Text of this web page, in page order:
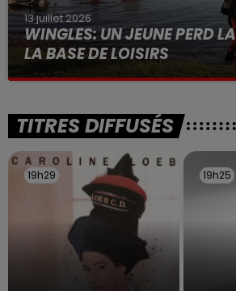
13 juillet 2026
WINGLES: UN JEUNE PERD
LA BASE DE LOISIRS
La victime a coulé à pic
TITRES DIFFUSÉS
19h29
19h29 19h25
19h25